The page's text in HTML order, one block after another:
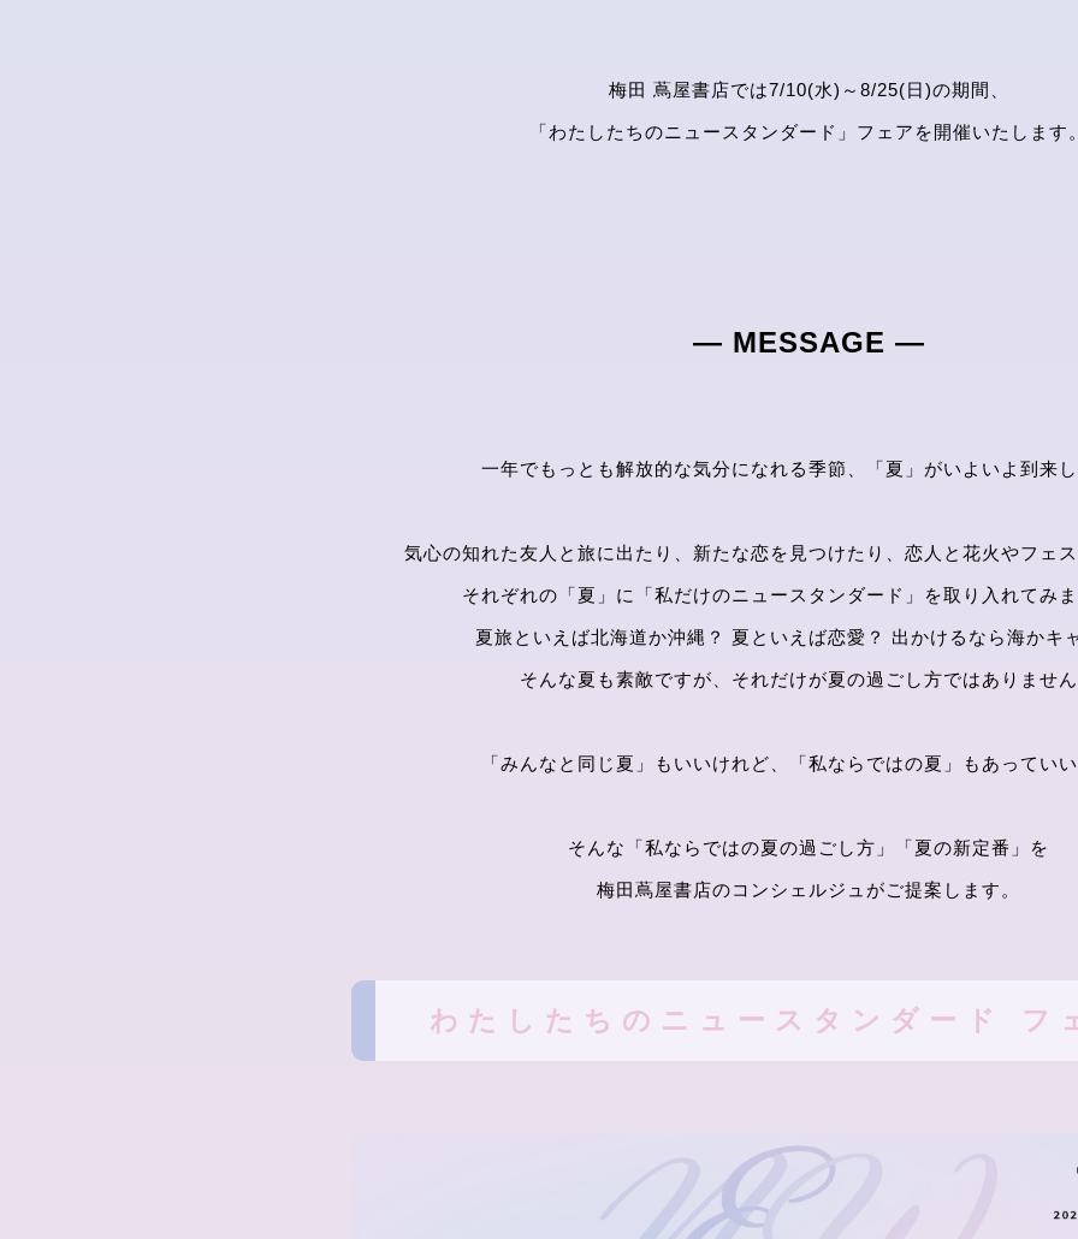
梅田 蔦屋書店では7/10(水)～8/25(日)の期間、
「わたしたちのニュースタンダード」フェアを開催いたします
― MESSAGE ―
一年でもっとも解放的な気分になれる季節、「夏」がいよいよ到来
気心の知れた友人と旅に出たり、新たな恋を見つけたり、恋人と花火やフェ
それぞれの「夏」に「私だけのニュースタンダード」を取り入れてみ
夏旅といえば北海道か沖縄？ 夏といえば恋愛？ 出かけるなら海かキ
そんな夏も素敵ですが、それだけが夏の過ごし方ではありませ
「みんなと同じ夏」もいいけれど、「私ならではの夏」もあってい
そんな「私ならではの夏の過ごし方」「夏の新定番」を
梅田蔦屋書店のコンシェルジュがご提案します。
わたしたちのニュースタンダード フ